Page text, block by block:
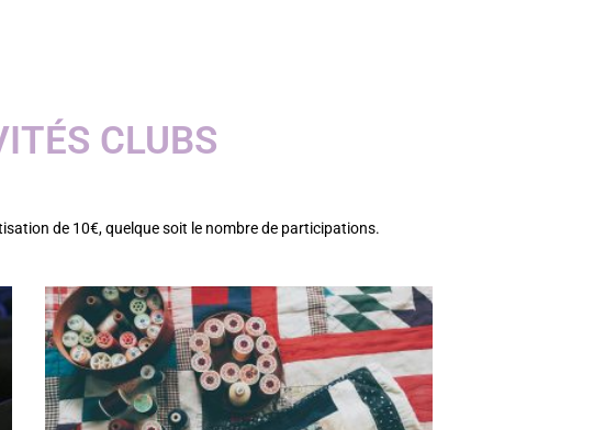
CLUBS
de 10€, quelque soit le nombre de participations.